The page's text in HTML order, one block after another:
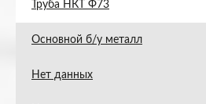
Труба НКТ Ф73
Основной б/у металл
Нет данных